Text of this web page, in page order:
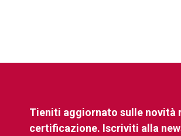
Tieniti aggiornato sulle novità
certificazione. Iscriviti alla